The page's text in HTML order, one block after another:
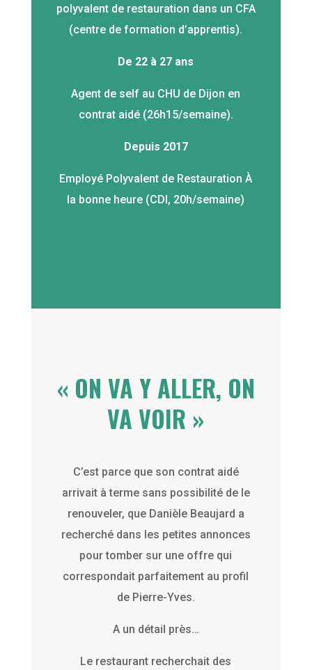
polyvalent de restauration dans un CFA
(centre de formation d’apprentis).
De 22 à 27 ans
Agent de self au CHU de Dijon en
contrat aidé (26h15/semaine).
Depuis 2017
Employé Polyvalent de Restauration À
la bonne heure (CDI, 20h/semaine)
« ON VA Y ALLER, ON
VA VOIR »
C’est parce que son contrat aidé
arrivait à terme sans possibilité de le
renouveler, que Danièle Beaujard a
recherché dans les petites annonces
pour tomber sur une offre qui
correspondait parfaitement au profil
de Pierre-Yves.
A un détail près…
Le restaurant recherchait des